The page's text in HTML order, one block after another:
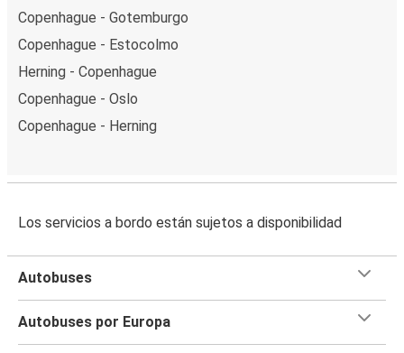
Copenhague - Gotemburgo
Copenhague - Estocolmo
Herning - Copenhague
Copenhague - Oslo
Copenhague - Herning
Los servicios a bordo están sujetos a disponibilidad
Autobuses
Autobuses por Europa